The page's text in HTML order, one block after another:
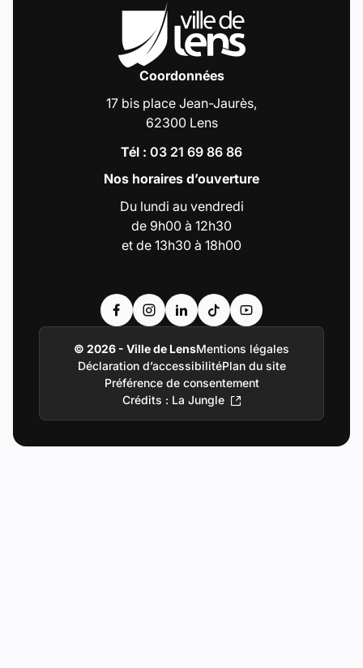
Coordonnées
17 bis place Jean-Jaurès,
62300 Lens
Tél : 03 21 69 86 86
Nos horaires d’ouverture
Du lundi au vendredi
de 9h00 à 12h30
et de 13h30 à 18h00
Accéder au compte : Facebook (Lien
Accéder au compte : Instagram (Lien
Accéder au compte : Linkedin
Accéder au compte :
Accéder au compte :
© 2026 - Ville de LensMentions légales
Déclaration d’accessibilitéPlan du site
Préférence de consentement
Crédits : La Jungle